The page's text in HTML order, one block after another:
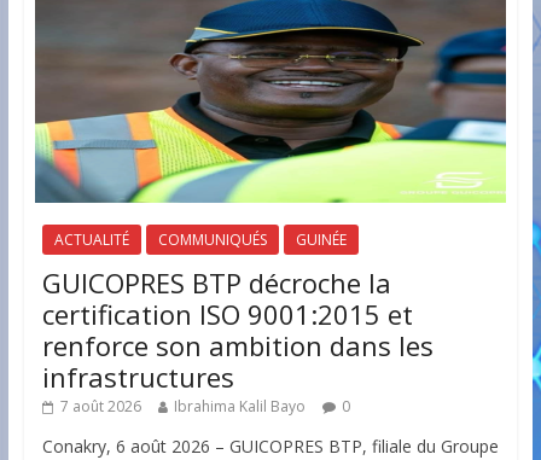
ACTUALITÉ COMMUNIQUÉS GUINÉE
GUICOPRES BTP décroche la
certification ISO 9001:2015 et
renforce son ambition dans les
infrastructures
7 août 2026 Ibrahima Kalil Bayo 0
Conakry, 6 août 2026 – GUICOPRES BTP, filiale du Groupe